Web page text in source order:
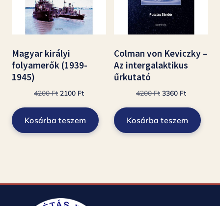
Magyar királyi
folyamerők (1939-
1945)
4200Ft Original
was:
2100 FtCurrent
2100 Ft.
Kosárba teszem
Colman von Keviczky –
Az intergalaktikus
űrkutató
4200Ft Original
was:
3360 FtCurrent
3360 Ft.
Kosárba teszem